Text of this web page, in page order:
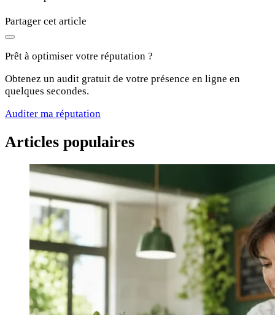
Partager cet article
Prêt à optimiser votre réputation ?
Obtenez un audit gratuit de votre présence en ligne en
quelques secondes.
Auditer ma réputation
Articles populaires